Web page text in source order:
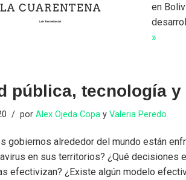
en
»
pública, tecnología
por Alex Ojeda Copa y Valeria Peredo
gobiernos alrededor del mundo están
en sus territorios? ¿Qué decisiones
efectivizan? ¿Existe algún modelo